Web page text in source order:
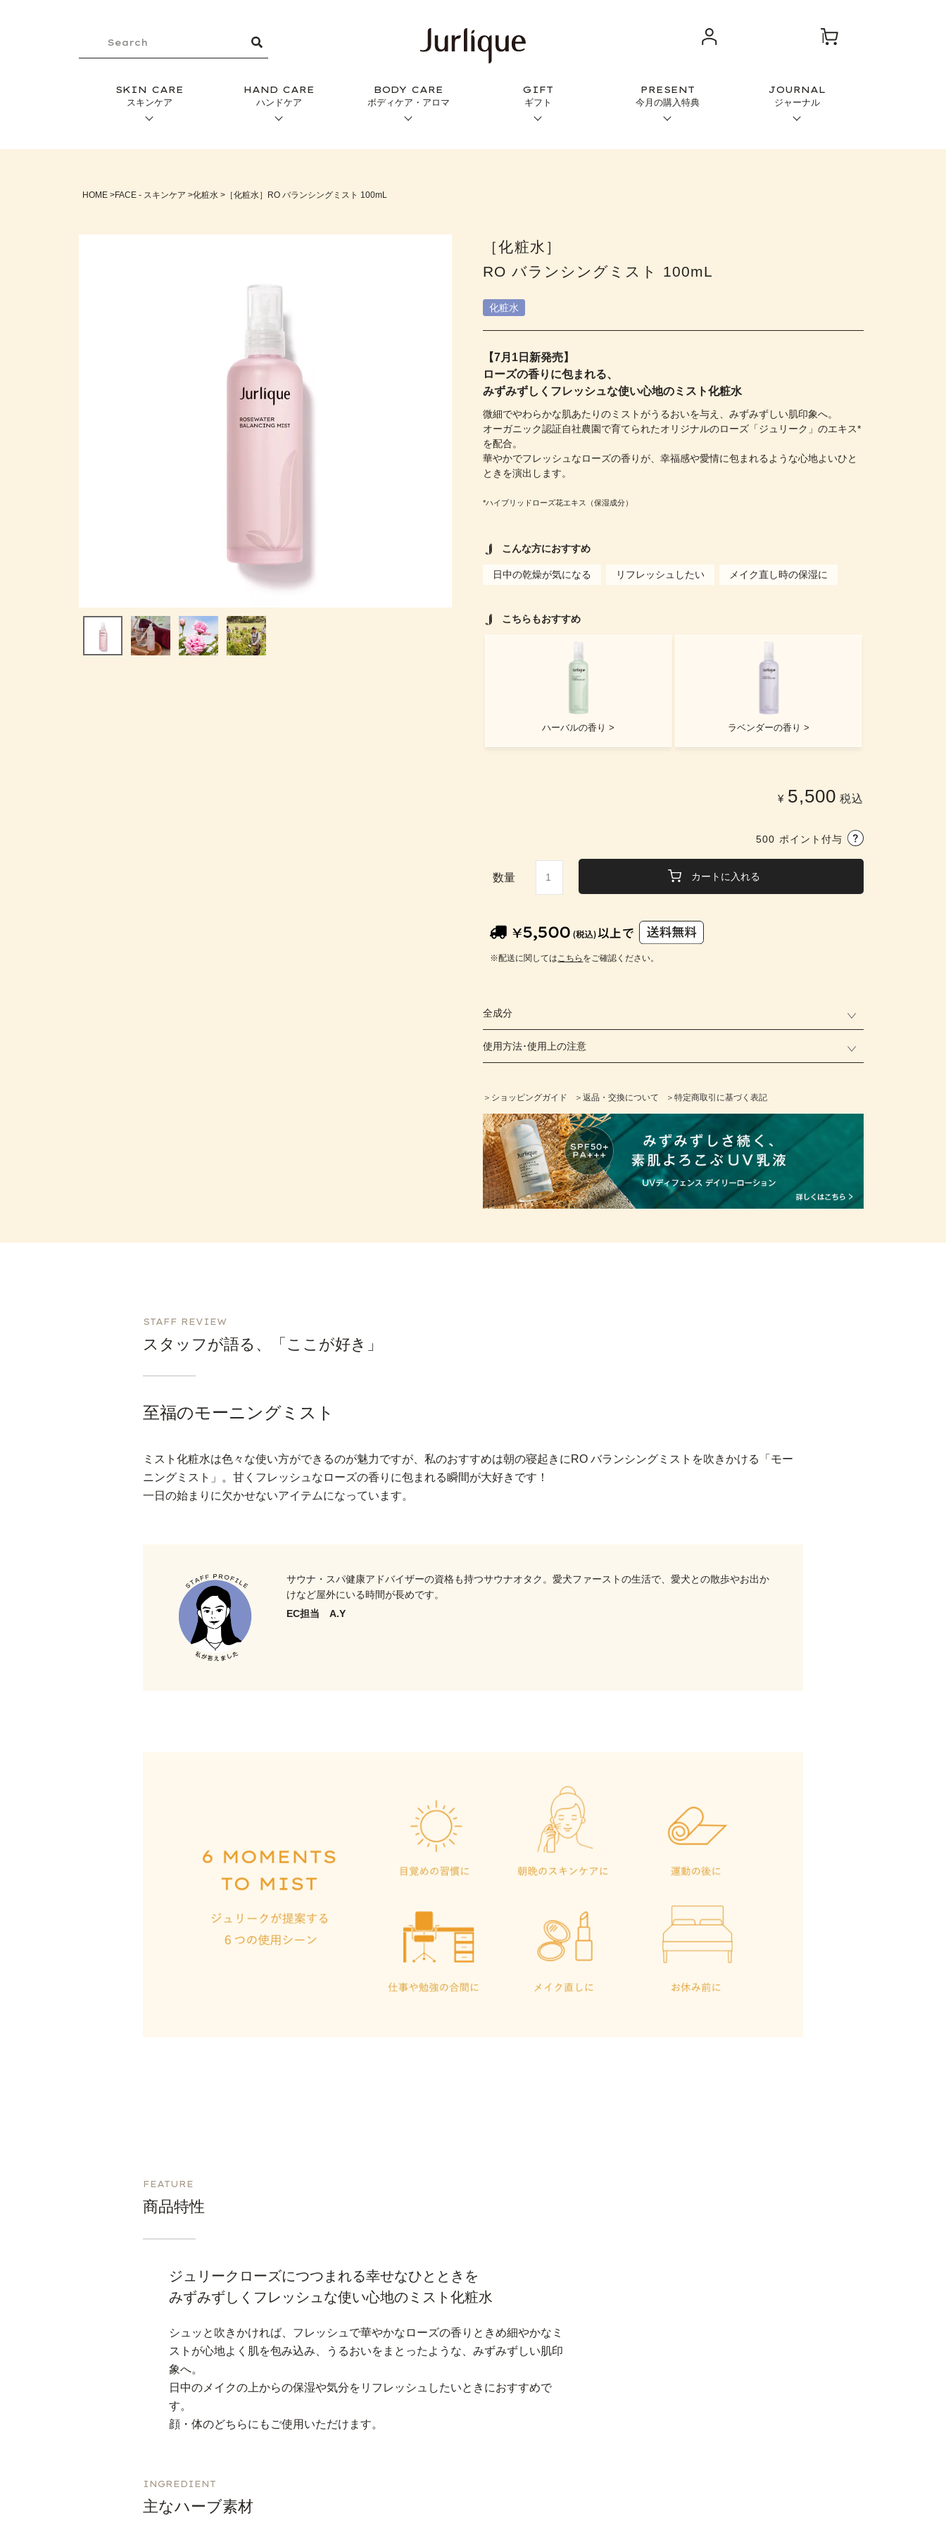
SKIN CARE
スキンケア
HAND CARE
ハンドケア
BODY CARE
ボディケア・アロマ
GIFT
ギフト
PRESENT
今月の購入特典
JOURNAL
ジャーナル
HOME FACE - スキンケア 化粧水 ［化粧水］RO バランシングミスト 100mL
［化粧水］
RO バランシングミスト 100mL
化粧水
【7月1日新発売】
ローズの香りに包まれる、
みずみずしくフレッシュな使い心地のミスト化粧水
微細でやわらかな肌あたりのミストがうるおいを与え、みずみずしい肌印象へ。
オーガニック認証自社農園で育てられたオリジナルのローズ「ジュリーク」のエキス*
を配合。
華やかでフレッシュなローズの香りが、幸福感や愛情に包まれるような心地よいひと
ときを演出します。
*ハイブリッドローズ花エキス（保湿成分）
こんな方におすすめ
日中の乾燥が気になる リフレッシュしたい メイク直し時の保湿に
こちらもおすすめ
ハーバルの香り > ラベンダーの香り >
¥ 5,500 税込
500 ポイント付与
カートに入れる
※配送に関してはこちら をご確認ください。
全成分
使用方法･使用上の注意
＞ショッピングガイド ＞返品・交換について ＞特定商取引に基づく表記
STAFF REVIEW
スタッフが語る、「ここが好き」
至福のモーニングミスト
ミスト化粧水は色々な使い方ができるのが魅力ですが、私のおすすめは朝の寝起きにRO バランシングミストを吹きかける「モー
ニングミスト」。甘くフレッシュなローズの香りに包まれる瞬間が大好きです！
一日の始まりに欠かせないアイテムになっています。
サウナ・スパ健康アドバイザーの資格も持つサウナオタク。愛犬ファーストの生活で、愛犬との散歩やお出か
けなど屋外にいる時間が長めです。
EC担当 A.Y
FEATURE
商品特性
ジュリークローズにつつまれる幸せなひとときを
みずみずしくフレッシュな使い心地のミスト化粧水
シュッと吹きかければ、フレッシュで華やかなローズの香りときめ細やかなミ
ストが心地よく肌を包み込み、うるおいをまとったような、みずみずしい肌印
象へ。
日中のメイクの上からの保湿や気分をリフレッシュしたいときにおすすめで
す。
顔・体のどちらにもご使用いただけます。
INGREDIENT
主なハーブ素材